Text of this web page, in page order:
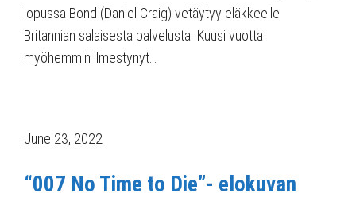
lopussa Bond (Daniel Craig) vetäytyy eläkkeelle
Britannian salaisesta palvelusta. Kuusi vuotta
myöhemmin ilmestynyt…
June 23, 2022
“007 No Time to Die”- elokuvan